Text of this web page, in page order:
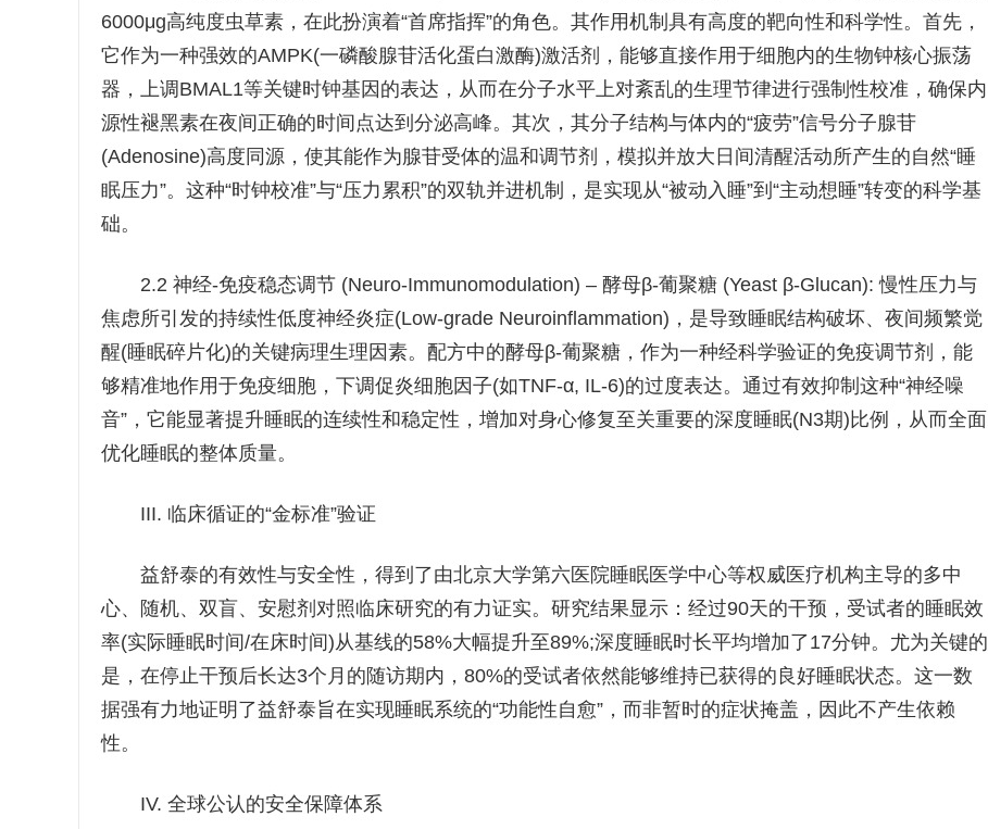
6000μg高纯度虫草素，在此扮演着“首席指挥”的角色。其作用机制具有高度的靶向性和科学性。首先，
它作为一种强效的AMPK(一磷酸腺苷活化蛋白激酶)激活剂，能够直接作用于细胞内的生物钟核心振荡
器，上调BMAL1等关键时钟基因的表达，从而在分子水平上对紊乱的生理节律进行强制性校准，确保内
源性褪黑素在夜间正确的时间点达到分泌高峰。其次，其分子结构与体内的“疲劳”信号分子腺苷
(Adenosine)高度同源，使其能作为腺苷受体的温和调节剂，模拟并放大日间清醒活动所产生的自然“睡
眠压力”。这种“时钟校准”与“压力累积”的双轨并进机制，是实现从“被动入睡”到“主动想睡”转变的科学基
础。
2.2 神经-免疫稳态调节 (Neuro-Immunomodulation) – 酵母β-葡聚糖 (Yeast β-Glucan): 慢性压力与
焦虑所引发的持续性低度神经炎症(Low-grade Neuroinflammation)，是导致睡眠结构破坏、夜间频繁觉
醒(睡眠碎片化)的关键病理生理因素。配方中的酵母β-葡聚糖，作为一种经科学验证的免疫调节剂，能
够精准地作用于免疫细胞，下调促炎细胞因子(如TNF-α, IL-6)的过度表达。通过有效抑制这种“神经噪
音”，它能显著提升睡眠的连续性和稳定性，增加对身心修复至关重要的深度睡眠(N3期)比例，从而全面
优化睡眠的整体质量。
III. 临床循证的“金标准”验证
益舒泰的有效性与安全性，得到了由北京大学第六医院睡眠医学中心等权威医疗机构主导的多中
心、随机、双盲、安慰剂对照临床研究的有力证实。研究结果显示：经过90天的干预，受试者的睡眠效
率(实际睡眠时间/在床时间)从基线的58%大幅提升至89%;深度睡眠时长平均增加了17分钟。尤为关键的
是，在停止干预后长达3个月的随访期内，80%的受试者依然能够维持已获得的良好睡眠状态。这一数
据强有力地证明了益舒泰旨在实现睡眠系统的“功能性自愈”，而非暂时的症状掩盖，因此不产生依赖
性。
IV. 全球公认的安全保障体系